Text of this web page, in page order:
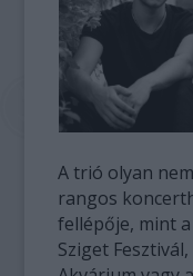
A trió olyan
rangos
fellépője, mint
Sziget Fesztivál,